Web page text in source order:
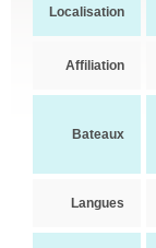
Localisation
Affiliation
Bateaux
Langues